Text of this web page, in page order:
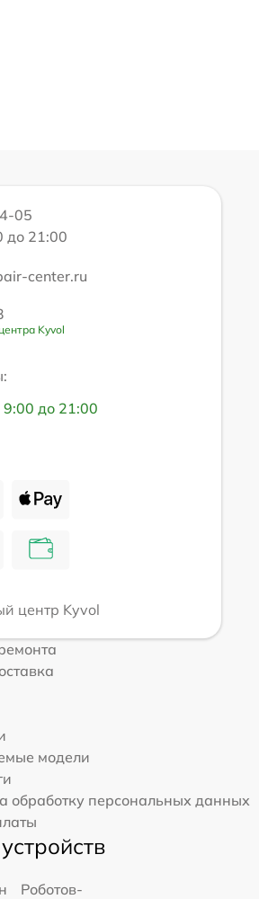
05
до 21:00
center.ru
Kyvol
до 21:00
центр Kyvol
модели
обработку персональных данных
Роботов-